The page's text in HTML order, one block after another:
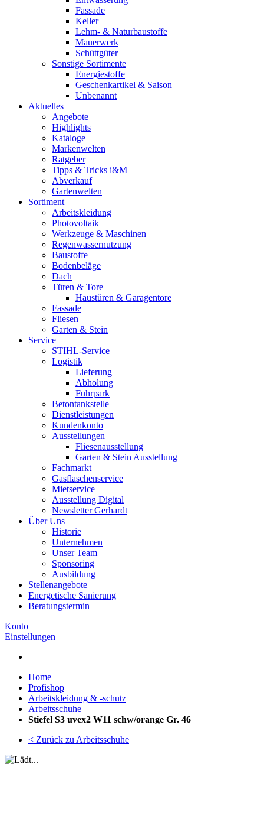
Fassade
Keller
Lehm- & Naturbaustoffe
Mauerwerk
Schüttgüter
Sonstige Sortimente
Energiestoffe
Geschenkartikel & Saison
Unbenannt
Aktuelles
Angebote
Highlights
Kataloge
Markenwelten
Ratgeber
Tipps & Tricks i&M
Abverkauf
Gartenwelten
Sortiment
Arbeitskleidung
Photovoltaik
Werkzeuge & Maschinen
Regenwassernutzung
Baustoffe
Bodenbeläge
Dach
Türen & Tore
Haustüren & Garagentore
Fassade
Fliesen
Garten & Stein
Service
STIHL-Service
Logistik
Lieferung
Abholung
Fuhrpark
Betontankstelle
Dienstleistungen
Kundenkonto
Ausstellungen
Fliesenausstellung
Garten & Stein Ausstellung
Fachmarkt
Gasflaschenservice
Mietservice
Ausstellung Digital
Newsletter Gerhardt
Über Uns
Historie
Unternehmen
Unser Team
Sponsoring
Ausbildung
Stellenangebote
Energetische Sanierung
Beratungstermin
Konto
Einstellungen
Home
Profishop
Arbeitskleidung & -schutz
Arbeitsschuhe
Stiefel S3 uvex2 W11 schw/orange Gr. 46
< Zurück zu Arbeitsschuhe